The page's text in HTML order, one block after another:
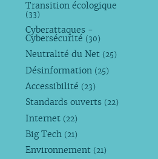
Transition écologique
(33)
Cyberattaques -
Cybersécurité (30)
Neutralité du Net (25)
Désinformation (25)
Accessibilité (23)
Standards ouverts (22)
Internet (22)
Big Tech (21)
Environnement (21)